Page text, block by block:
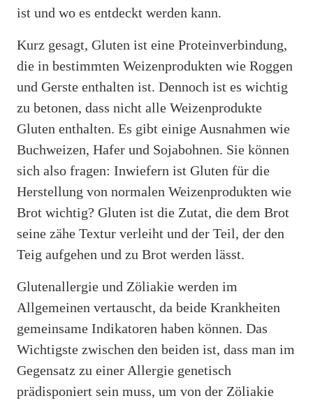
ist und wo es entdeckt werden kann.
Kurz gesagt, Gluten ist eine Proteinverbindung,
die in bestimmten Weizenprodukten wie Roggen
und Gerste enthalten ist. Dennoch ist es wichtig
zu betonen, dass nicht alle Weizenprodukte
Gluten enthalten. Es gibt einige Ausnahmen wie
Buchweizen, Hafer und Sojabohnen. Sie können
sich also fragen: Inwiefern ist Gluten für die
Herstellung von normalen Weizenprodukten wie
Brot wichtig? Gluten ist die Zutat, die dem Brot
seine zähe Textur verleiht und der Teil, der den
Teig aufgehen und zu Brot werden lässt.
Glutenallergie und Zöliakie werden im
Allgemeinen vertauscht, da beide Krankheiten
gemeinsame Indikatoren haben können. Das
Wichtigste zwischen den beiden ist, dass man im
Gegensatz zu einer Allergie genetisch
prädisponiert sein muss, um von der Zöliakie